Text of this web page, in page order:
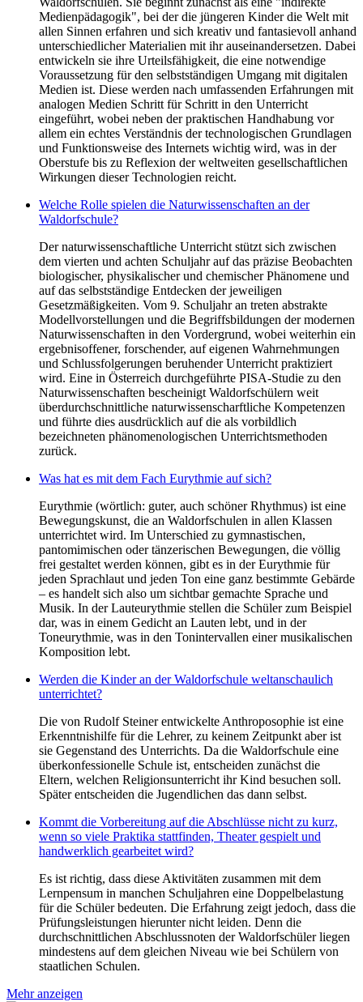
Medienpädagogik", bei der die jüngeren Kinder die Welt mit
allen Sinnen erfahren und sich kreativ und fantasievoll anhand
unterschiedlicher Materialien mit ihr auseinandersetzen. Dabei
entwickeln sie ihre Urteilsfähigkeit, die eine notwendige
Voraussetzung für den selbstständigen Umgang mit digitalen
Medien ist. Diese werden nach umfassenden Erfahrungen mit
analogen Medien Schritt für Schritt in den Unterricht
eingeführt, wobei neben der praktischen Handhabung vor
allem ein echtes Verständnis der technologischen Grundlagen
und Funktionsweise des Internets wichtig wird, was in der
Oberstufe bis zu Reflexion der weltweiten gesellschaftlichen
Wirkungen dieser Technologien reicht.
Welche Rolle spielen die Naturwissenschaften an der
Waldorfschule?
Der naturwissenschaftliche Unterricht stützt sich zwischen
dem vierten und achten Schuljahr auf das präzise Beobachten
biologischer, physikalischer und chemischer Phänomene und
auf das selbstständige Entdecken der jeweiligen
Gesetzmäßigkeiten. Vom 9. Schuljahr an treten abstrakte
Modellvorstellungen und die Begriffsbildungen der modernen
Naturwissenschaften in den Vordergrund, wobei weiterhin ein
ergebnisoffener, forschender, auf eigenen Wahrnehmungen
und Schlussfolgerungen beruhender Unterricht praktiziert
wird. Eine in Österreich durchgeführte PISA-Studie zu den
Naturwissenschaften bescheinigt Waldorfschülern weit
überdurchschnittliche naturwissenscharftliche Kompetenzen
und führte dies ausdrücklich auf die als vorbildlich
bezeichneten phänomenologischen Unterrichtsmethoden
zurück.
Was hat es mit dem Fach Eurythmie auf sich?
Eurythmie (wörtlich: guter, auch schöner Rhythmus) ist eine
Bewegungskunst, die an Waldorfschulen in allen Klassen
unterrichtet wird. Im Unterschied zu gymnastischen,
pantomimischen oder tänzerischen Bewegungen, die völlig
frei gestaltet werden können, gibt es in der Eurythmie für
jeden Sprachlaut und jeden Ton eine ganz bestimmte Gebärde
– es handelt sich also um sichtbar gemachte Sprache und
Musik. In der Lauteurythmie stellen die Schüler zum Beispiel
dar, was in einem Gedicht an Lauten lebt, und in der
Toneurythmie, was in den Tonintervallen einer musikalischen
Komposition lebt.
Werden die Kinder an der Waldorfschule weltanschaulich
unterrichtet?
Die von Rudolf Steiner entwickelte Anthroposophie ist eine
Erkenntnishilfe für die Lehrer, zu keinem Zeitpunkt aber ist
sie Gegenstand des Unterrichts. Da die Waldorfschule eine
überkonfessionelle Schule ist, entscheiden zunächst die
Eltern, welchen Religionsunterricht ihr Kind besuchen soll.
Später entscheiden die Jugendlichen das dann selbst.
Kommt die Vorbereitung auf die Abschlüsse nicht zu kurz,
wenn so viele Praktika stattfinden, Theater gespielt und
handwerklich gearbeitet wird?
Es ist richtig, dass diese Aktivitäten zusammen mit dem
Lernpensum in manchen Schuljahren eine Doppelbelastung
für die Schüler bedeuten. Die Erfahrung zeigt jedoch, dass die
Prüfungsleistungen hierunter nicht leiden. Denn die
durchschnittlichen Abschlussnoten der Waldorfschüler liegen
mindestens auf dem gleichen Niveau wie bei Schülern von
staatlichen Schulen.
Mehr anzeigen